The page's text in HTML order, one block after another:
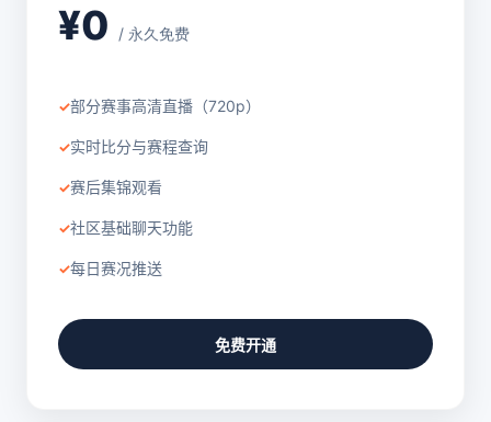
¥0 / 永久免费
部分赛事高清直播（720p）
实时比分与赛程查询
赛后集锦观看
社区基础聊天功能
每日赛况推送
免费开通